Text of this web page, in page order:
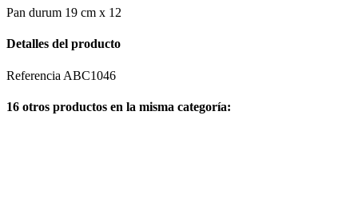
Pan durum 19 cm x 12
Detalles del producto
Referencia ABC1046
16 otros productos en la misma categoría: